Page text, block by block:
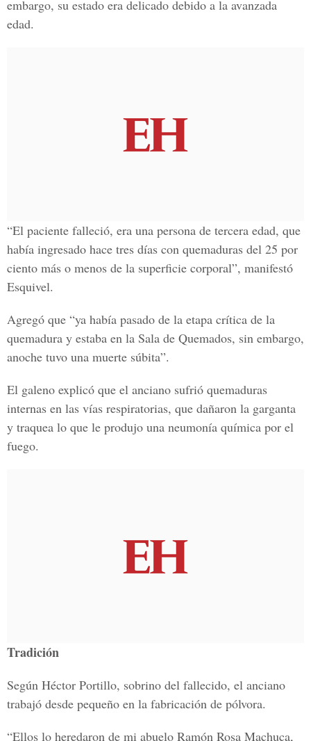
embargo, su estado era delicado debido a la avanzada
edad.
“El paciente falleció, era una persona de tercera edad, que
había ingresado hace tres días con quemaduras del 25 por
ciento más o menos de la superficie corporal”, manifestó
Esquivel.
Agregó que “ya había pasado de la etapa crítica de la
quemadura y estaba en la Sala de Quemados, sin embargo,
anoche tuvo una muerte súbita”.
El galeno explicó que el anciano sufrió quemaduras
internas en las vías respiratorias, que dañaron la garganta
y traquea lo que le produjo una neumonía química por el
fuego.
Tradición
Según Héctor Portillo, sobrino del fallecido, el anciano
trabajó desde pequeño en la fabricación de pólvora.
“Ellos lo heredaron de mi abuelo Ramón Rosa Machuca,